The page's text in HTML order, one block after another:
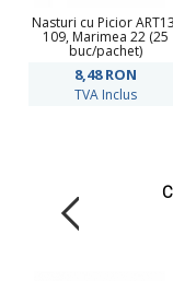
Nasturi cu Picior
109, Marimea 22 (25
buc/pachet)
8,48RON
TVA Inclus